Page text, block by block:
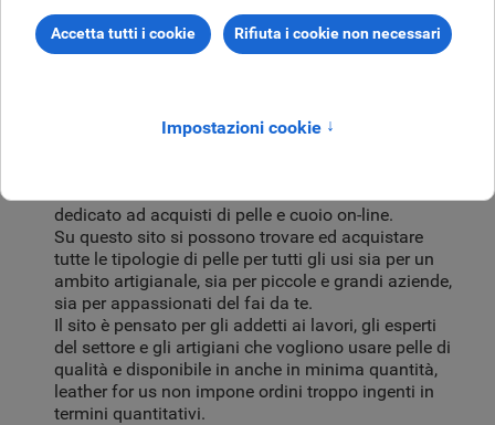
mondo del Web o dalle nostre attività.
Le notizie più recenti sono consultabili inHome
Page, gli eventi più vecchi sono disponibili nella
Luglio 2012 - Leather For Us
dedicato ad acquisti di pelle e cuoio on-line.
Su questo sito si possono trovare ed acquistare
tutte le tipologie di pelle per tutti gli usi sia per un
ambito artigianale, sia per piccole e grandi aziende,
sia per appassionati del fai da te.
Il sito è pensato per gli addetti ai lavori, gli esperti
del settore e gli artigiani che vogliono usare pelle di
qualità e disponibile in anche in minima quantità,
leather for us non impone ordini troppo ingenti in
termini quantitativi.